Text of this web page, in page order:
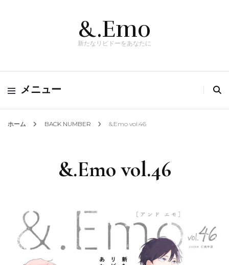
&.Emo
新たなリビドーをあなたに
メニュー
ホーム BACK NUMBER &.Emo vol.46
&.Emo vol.46